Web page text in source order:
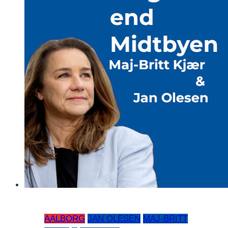
AALBORG JAN OLESEN MAJ-BRITT